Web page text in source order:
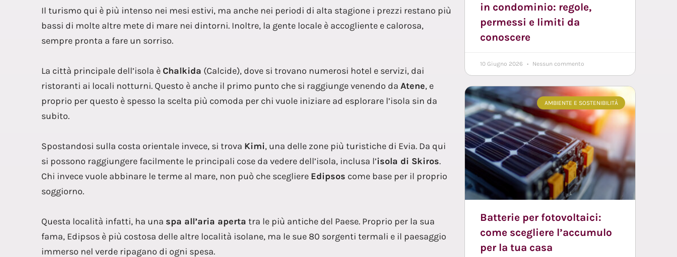
Il turismo qui è più intenso nei mesi estivi, ma anche nei periodi di alta stagione i prezzi restano più
bassi di molte altre mete di mare nei dintorni. Inoltre, la gente locale è accogliente e calorosa,
sempre pronta a fare un sorriso.
La città principale dell’isola èChalkida (Calcide), dove si trovano numerosi hotel e servizi, dai
ristoranti ai locali notturni. Questo è anche il primo punto che si raggiunge venendo da Atene, e
proprio per questo è spesso la scelta più comoda per chi vuole iniziare ad esplorare l’isola sin da
subito.
Spostandosi sulla costa orientale invece, si trova Kimi, una delle zone più turistiche di Evia. Da qui
si possono raggiungere facilmente le principali cose da vedere dell’isola, inclusa l’isola di Skiros.
Chi invece vuole abbinare le terme al mare, non può che scegliere Edipsos come base per il proprio
soggiorno.
Questa località infatti, ha una spa all’aria aperta tra le più antiche del Paese. Proprio per la sua
fama, Edipsos è più costosa delle altre località isolane, ma le sue 80 sorgenti termali e il paesaggio
immerso nel verde ripagano di ogni spesa.
in condominio: regole,
permessi e limiti da
conoscere
10 Giugno 2026 Nessun commento
AMBIENTE E SOSTENIBILITÀ
Batterie per fotovoltaici:
come scegliere l’accumulo
per la tua casa